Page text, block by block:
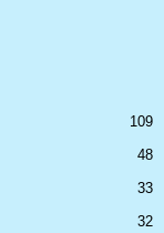
109
48
33
32